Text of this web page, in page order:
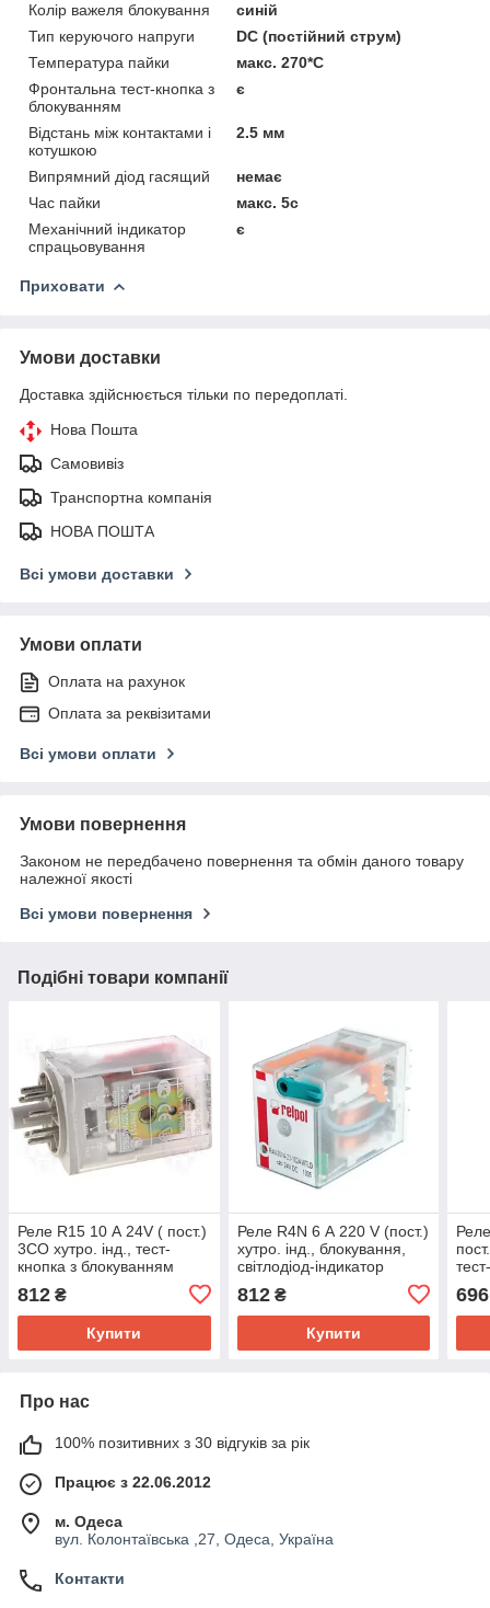
Колір важеля блокування
синій
Тип керуючого напруги
DC (постійний струм)
Температура пайки
макс. 270*С
Фронтальна тест-кнопка з
блокуванням
є
Відстань між контактами і
котушкою
2.5 мм
Випрямний діод гасящий
немає
Час пайки
макс. 5с
Механічний індикатор
спрацьовування
є
Приховати
Умови доставки
Доставка здійснюється тільки по передоплаті.
Нова Пошта
Самовивіз
Транспортна компанія
НОВА ПОШТА
Всі умови доставки
Умови оплати
Оплата на рахунок
Оплата за реквізитами
Всі умови оплати
Умови повернення
Законом не передбачено повернення та обмін даного товару
належної якості
Всі умови повернення
Подібні товари компанії
Реле R15 10 А 24V ( пост.)
3CO хутро. інд., тест-
кнопка з блокуванням
812 ₴
Купити
Реле R4N 6 А 220 V (пост.)
хутро. інд., блокування,
світлодіод-індикатор
812₴
Купити
696
Про нас
100% позитивних з 30 відгуків за рік
Працює з 22.06.2012
м. Одеса
вул. Колонтаївська ,27, Одеса, Україна
Контакти